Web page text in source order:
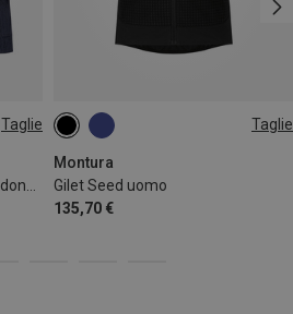
Taglie Taglie
Montura
Gilet Seed uomo
135,70 €
S XL